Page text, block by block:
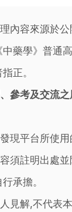
內容來源於
藥學》普通
正。
參考及交流
現平台所使
須註明出處
承擔。
見解,不代表